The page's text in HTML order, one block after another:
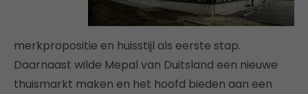
merkpropositie en huisstijl als eerste stap.
Daarnaast wilde Mepal van Duitsland een nieuwe
thuismarkt maken en het hoofd bieden aan een